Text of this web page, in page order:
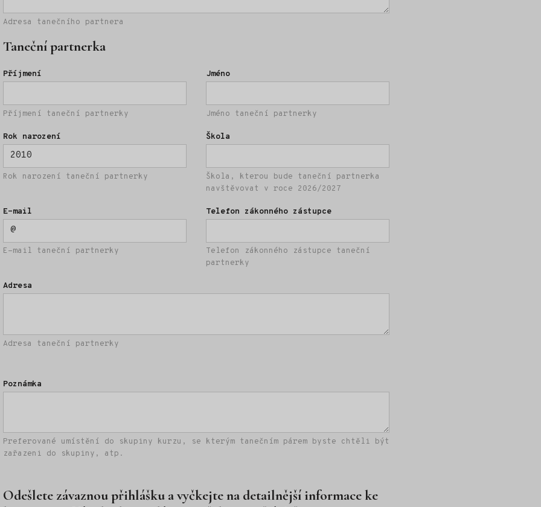
Adresa tanečního partnera
Taneční partnerka
Příjmení
Příjmení taneční partnerky
Jméno
Jméno taneční partnerky
Rok narození
Rok narození taneční partnerky
Škola
Škola, kterou bude taneční partnerka
navštěvovat v roce 2026/2027
E-mail
E-mail taneční partnerky
Telefon zákonného zástupce
Telefon zákonného zástupce taneční
partnerky
Adresa
Adresa taneční partnerky
Poznámka
Preferované umístění do skupiny kurzu, se kterým tanečním párem byste chtěli být
zařazeni do skupiny, atp.
Odešlete závaznou přihlášku a vyčkejte na detailnější informace ke